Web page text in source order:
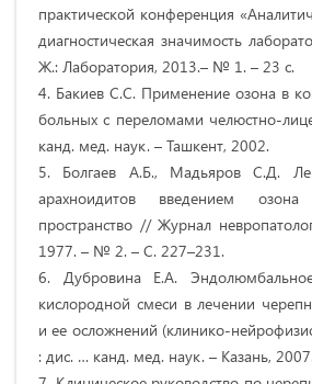
практической конференция
диагностическая значимость
Ж.: Лаборатория, 2013.– № 1. – 23 с.
4. Бакиев С.С. Применение озона в
больных с переломами челюстно-
канд. мед. наук. – Ташкент, 2002.
5. Болгаев А.Б., Мадьяров С.Д.
арахноидитов введением
пространство // Журнал
1977. – № 2. – С. 227–231.
6. Дубровина Е.А.
кислородной смеси в лечении
и ее осложнений (клинико-
: дис. … канд. мед. наук. – Казань, 2007.